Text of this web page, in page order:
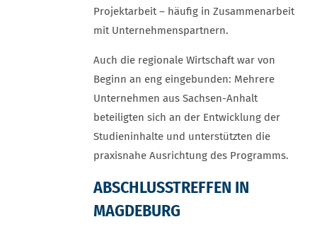
Projektarbeit – häufig in Zusammenarbeit
mit Unternehmenspartnern.
Auch die regionale Wirtschaft war von
Beginn an eng eingebunden: Mehrere
Unternehmen aus Sachsen-Anhalt
beteiligten sich an der Entwicklung der
Studieninhalte und unterstützten die
praxisnahe Ausrichtung des Programms.
ABSCHLUSSTREFFEN IN
MAGDEBURG